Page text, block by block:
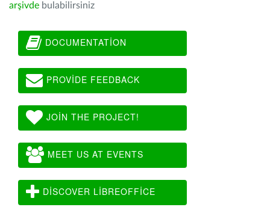
arşivde bulabilirsiniz
DOCUMENTATION
PROVIDE FEEDBACK
JOIN THE PROJECT!
MEET US AT EVENTS
DISCOVER LIBREOFFICE